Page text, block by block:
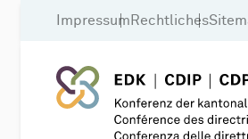
Impressum Rechtliches